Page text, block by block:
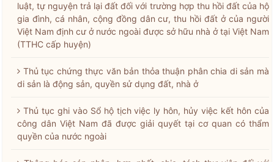
luật, tự nguyện trả lại đất đối với trường hợp thu hồi đất của hộ
gia đình, cá nhân, cộng đồng dân cư, thu hồi đất ở của người
Việt Nam định cư ở nước ngoài được sở hữu nhà ở tại Việt Nam
(TTHC cấp huyện)
Thủ tục chứng thực văn bản thỏa thuận phân chia di sản mà
di sản là động sản, quyền sử dụng đất, nhà ở
Thủ tục ghi vào Sổ hộ tịch việc ly hôn, hủy việc kết hôn của
công dân Việt Nam đã được giải quyết tại cơ quan có thẩm
quyền của nước ngoài